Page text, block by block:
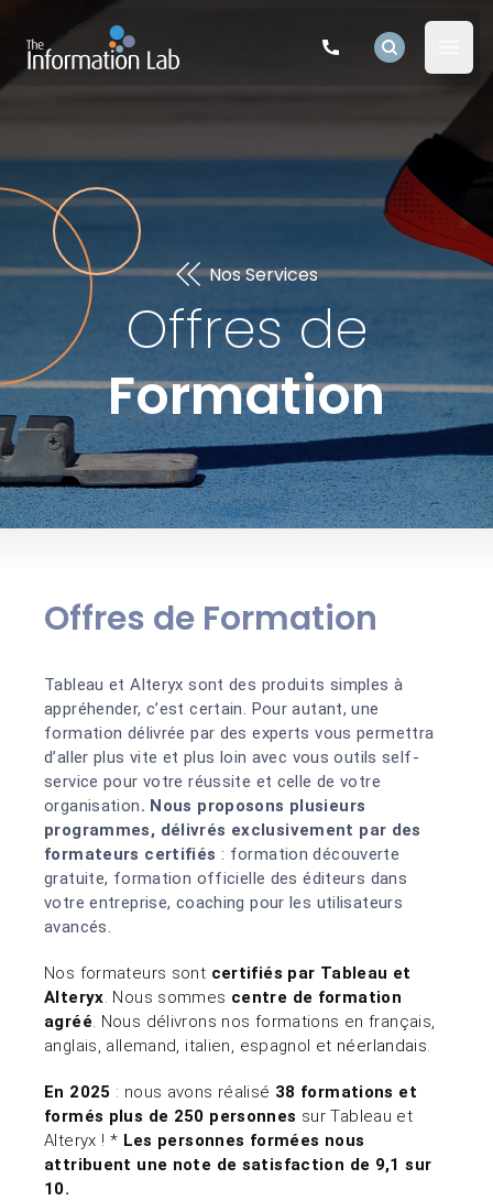
The Information Lab Logo
Rechercher
Nos Services
Offres de
Formation
Offres de Formation
Tableau et Alteryx sont des produits simples à
appréhender, c’est certain. Pour autant, une
formation délivrée par des experts vous permettra
d’aller plus vite et plus loin avec vous outils self-
service pour votre réussite et celle de votre
organisation. Nous proposons plusieurs
programmes, délivrés exclusivement par des
formateurs certifiés : formation découverte
gratuite, formation officielle des éditeurs dans
votre entreprise, coaching pour les utilisateurs
avancés.
Nos formateurs sont certifiés par Tableau et
Alteryx. Nous sommes centre de formation
agréé. Nous délivrons nos formations en français,
anglais, allemand, italien, espagnol et néerlandais.
En 2025 : nous avons réalisé 38 formations et
formés plus de 250 personnes sur Tableau et
Alteryx ! * Les personnes formées nous
attribuent une note de satisfaction de 9,1 sur
10.